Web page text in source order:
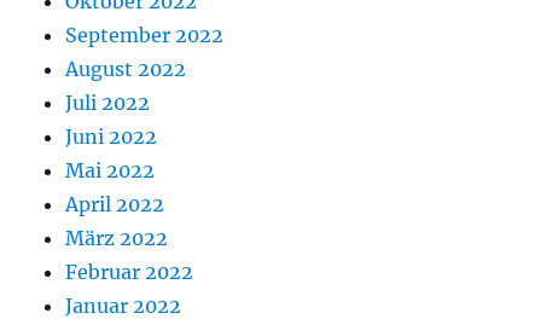
September 2022
August 2022
Juli 2022
Juni 2022
Mai 2022
April 2022
März 2022
Februar 2022
Januar 2022